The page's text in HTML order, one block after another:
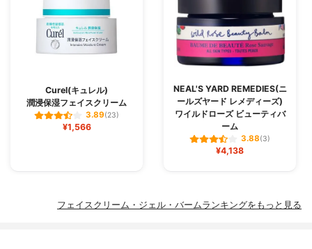
Curel(キュレル)
潤浸保湿フェイスクリーム
3.89(23)
¥1,566
NEAL'S YARD REMEDIES(ニ
ールズヤード レメディーズ)
ワイルドローズ ビューティバ
ーム
3.88(3)
¥4,138
フェイスクリーム・ジェル・バームランキングをもっと見る